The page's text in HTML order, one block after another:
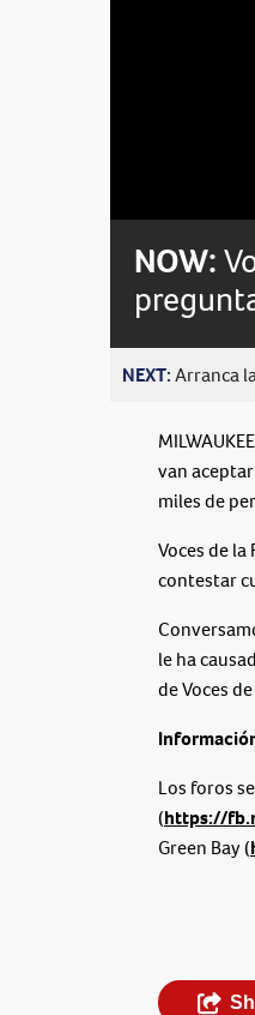
NOW:
NEXT:Arranca
van
miles de
Voces de
contestar
le ha
de Voces
Los foros
(https://
Green Bay (